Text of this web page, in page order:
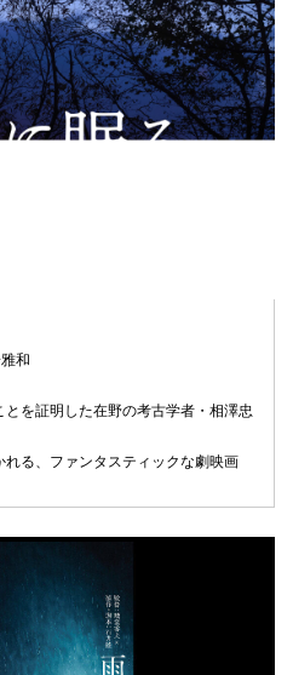
和
を証明した在野の考古学者・相澤忠
る、ファンタスティックな劇映画